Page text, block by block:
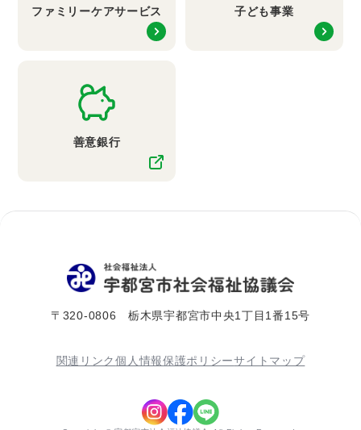
ファミリーケアサービス 子ども事業
善意銀行
〒320-0806 栃木県宇都宮市中央1丁目1番15号
関連リンク個人情報保護ポリシーサイトマップ